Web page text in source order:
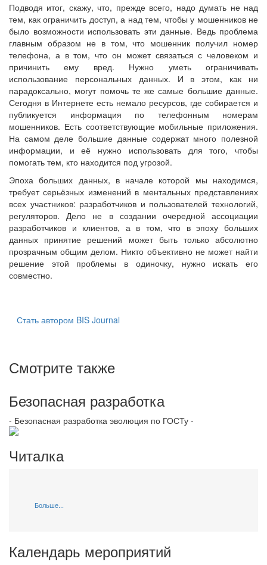
Подводя итог, скажу, что, прежде всего, надо думать не над
тем, как ограничить доступ, а над тем, чтобы у мошенников не
было возможности использовать эти данные. Ведь проблема
главным образом не в том, что мошенник получил номер
телефона, а в том, что он может связаться с человеком и
причинить ему вред. Нужно уметь ограничивать
использование персональных данных. И в этом, как ни
парадоксально, могут помочь те же самые большие данные.
Сегодня в Интернете есть немало ресурсов, где собирается и
публикуется информация по телефонным номерам
мошенников. Есть соответствующие мобильные приложения.
На самом деле большие данные содержат много полезной
информации, и её нужно использовать для того, чтобы
помогать тем, кто находится под угрозой.
Эпоха больших данных, в начале которой мы находимся,
требует серьёзных изменений в ментальных представлениях
всех участников: разработчиков и пользователей технологий,
регуляторов. Дело не в создании очередной ассоциации
разработчиков и клиентов, а в том, что в эпоху больших
данных принятие решений может быть только абсолютно
прозрачным общим делом. Никто объективно не может найти
решение этой проблемы в одиночку, нужно искать его
совместно.
Стать автором BIS Journal
Смотрите также
Безопасная разработка
- Безопасная разработка эволюция по ГОСТу -
Читалка
Больше...
Календарь мероприятий